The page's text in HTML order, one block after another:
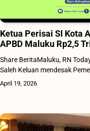
Ketua Perisai SI Kota
APBD Maluku Rp2,5
Share BeritaMaluku, RN
Saleh Keluan mendesak
April 19, 2026